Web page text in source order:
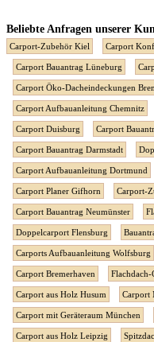
Beliebte Anfragen unserer
Carport-Zubehör Kiel Carport
Carport Bauantrag Lüneburg
Carport Öko-Dacheindeckungen
Carport Aufbauanleitung Chemnitz
Carport Duisburg Carport
Carport Bauantrag Darmstadt
Carport Aufbauanleitung Dortmund
Carport Planer Gifhorn Carport-
Carport Bauantrag Neumünster
Doppelcarport Flensburg
Carports Aufbauanleitung Wolfsburg
Carport Bremerhaven
Carport aus Holz Husum Carport
Carport mit Geräteraum München
Carport aus Holz Leipzig